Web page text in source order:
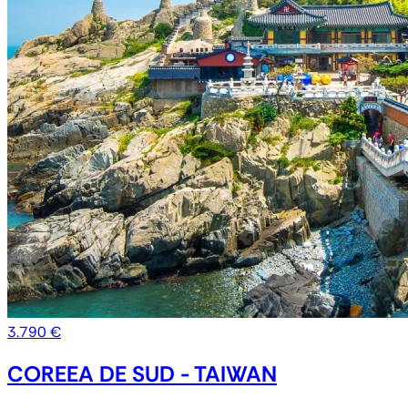
3.790 €
COREEA DE SUD - TAIWAN